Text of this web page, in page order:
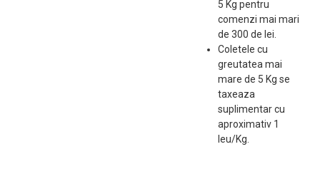
5 Kg pentru
comenzi mai mari
de 300 de lei.
Coletele cu
greutatea mai
mare de 5 Kg se
taxeaza
suplimentar cu
aproximativ 1
leu/Kg.